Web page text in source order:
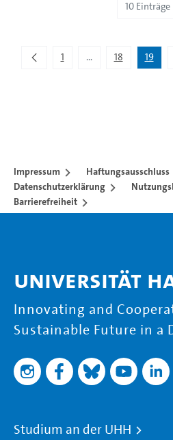
10 Einträge
1 ...
Zwischenseiten
18 19
Impressum
Haftungsausschluss
Datenschutzerklärung
Barrierefreiheit
Universität
Innovating and
Sustainable Future in a
Studium an der UHH